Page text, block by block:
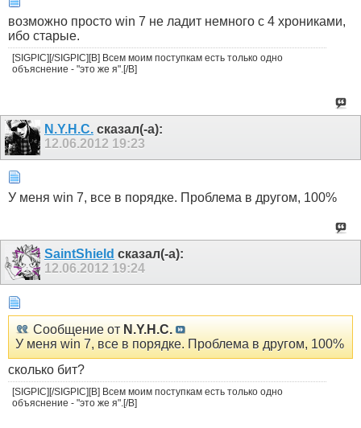
возможно просто win 7 не ладит немного с 4 хрониками,
ибо старые.
[SIGPIC][/SIGPIC][B] Всем моим поступкам есть только одно
объяснение - "это же я".[/B]
N.Y.H.C. сказал(-а):
12.06.2012 19:23
У меня win 7, все в порядке. Проблема в другом, 100%
SaintShield сказал(-а):
12.06.2012 19:24
Сообщение от N.Y.H.C.
У меня win 7, все в порядке. Проблема в другом, 100%
сколько бит?
[SIGPIC][/SIGPIC][B] Всем моим поступкам есть только одно
объяснение - "это же я".[/B]